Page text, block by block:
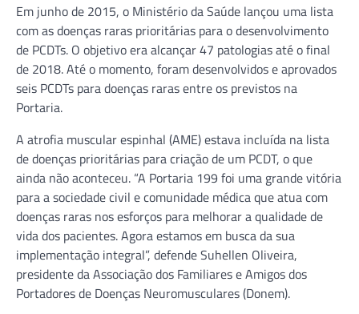
Em junho de 2015, o Ministério da Saúde lançou uma lista
com as doenças raras prioritárias para o desenvolvimento
de PCDTs. O objetivo era alcançar 47 patologias até o final
de 2018. Até o momento, foram desenvolvidos e aprovados
seis PCDTs para doenças raras entre os previstos na
Portaria.
A atrofia muscular espinhal (AME) estava incluída na lista
de doenças prioritárias para criação de um PCDT, o que
ainda não aconteceu. “A Portaria 199 foi uma grande vitória
para a sociedade civil e comunidade médica que atua com
doenças raras nos esforços para melhorar a qualidade de
vida dos pacientes. Agora estamos em busca da sua
implementação integral”, defende Suhellen Oliveira,
presidente da Associação dos Familiares e Amigos dos
Portadores de Doenças Neuromusculares (Donem).